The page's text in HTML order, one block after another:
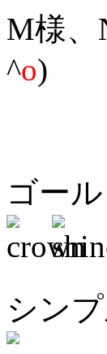
M様、
^o)
ゴー
シン